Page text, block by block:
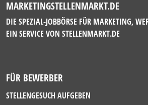
MARKETINGSTELLENMARKT.DE
DIE SPEZIAL-JOBBÖRSE FÜR MARKETING,
EIN SERVICE VON STELLENMARKT.DE
FÜR BEWERBER
STELLENGESUCH AUFGEBEN